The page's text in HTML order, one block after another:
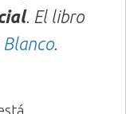
. El libro
Blanco.